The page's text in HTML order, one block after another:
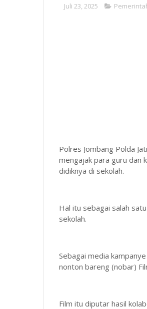
Juli 23, 2025
Polres Jombang Polda
mengajak para guru dan
didiknya di sekolah.
Hal itu sebagai salah
sekolah.
Sebagai media
nonton bareng (nobar)
Film itu diputar hasil